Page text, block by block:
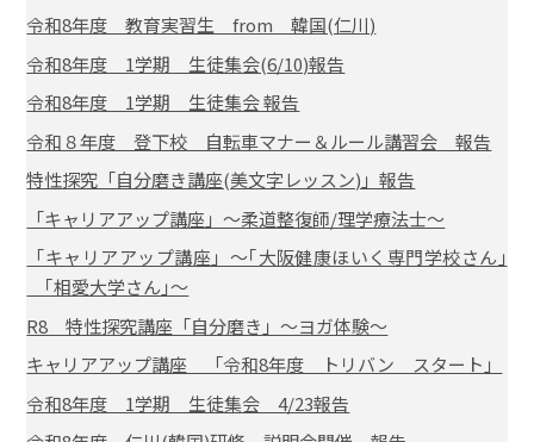
令和8年度 教育実習生 from 韓国(仁川)
令和8年度 1学期 生徒集会(6/10)報告
令和8年度 1学期 生徒集会 報告
令和８年度 登下校 自転車マナー＆ルール講習会 報告
特性探究「自分磨き講座(美文字レッスン)」報告
「キャリアアップ講座」～柔道整復師/理学療法士～
「キャリアアップ講座」～｢大阪健康ほいく専門学校さん｣
｢相愛大学さん｣～
R8 特性探究講座「自分磨き」～ヨガ体験～
キャリアアップ講座 「令和8年度 トリバン スタート」
令和8年度 1学期 生徒集会 4/23報告